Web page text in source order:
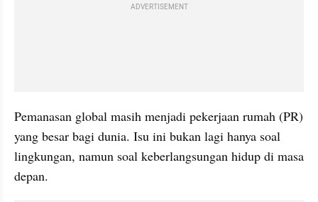
ADVERTISEMENT
Pemanasan global masih menjadi pekerjaan rumah (PR)
yang besar bagi dunia. Isu ini bukan lagi hanya soal
lingkungan, namun soal keberlangsungan hidup di masa
depan.